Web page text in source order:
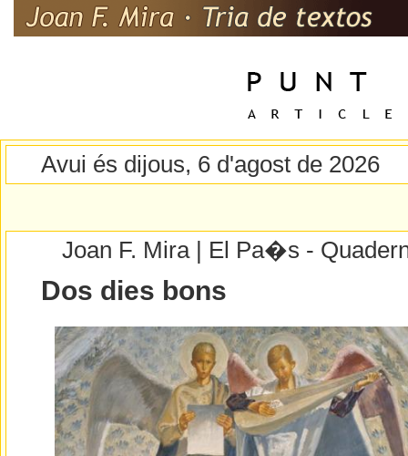
Avui és dijous, 6 d'agost de 2026
Joan F. Mira | El Pa�s -
Dos dies bons